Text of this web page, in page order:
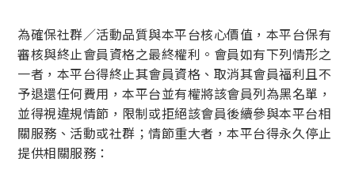
為確保社群／活動品質與本平台核心價值，本平台保有
審核與終止會員資格之最終權利。會員如有下列情形之
一者，本平台得終止其會員資格、取消其會員福利且不
予退還任何費用，本平台並有權將該會員列為黑名單，
並得視違規情節，限制或拒絕該會員後續參與本平台相
關服務、活動或社群；情節重大者，本平台得永久停止
提供相關服務：